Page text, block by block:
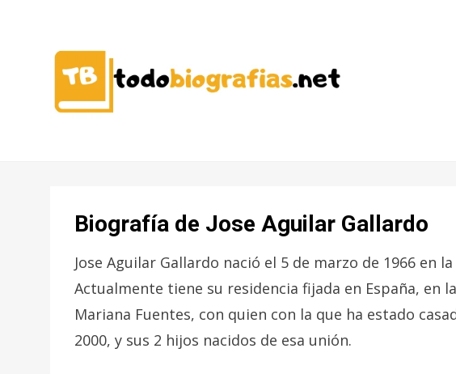
Biografía de Jose Aguilar Gallardo
Jose Aguilar Gallardo nació el 5 de marzo de 1966 en
Actualmente tiene su residencia fijada en España, en
Mariana Fuentes, con quien con la que ha estado
2000, y sus 2 hijos nacidos de esa unión.